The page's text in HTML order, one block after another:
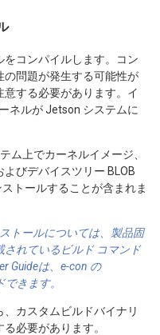
コンパイルします。コン
問題が発生する可能性が
する必要があります。イ
ネルが Jetson システムに
ム上でカーネルイメージ、
びデバイスツリー BLOB
トールすることが含まれま
トールについては、製品固
されているビルド コマンド
Guideは、e-con の
きます。
カスタムビルドバイナリ
必要があります。